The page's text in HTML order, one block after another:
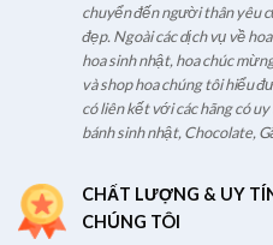
chuyển đến người thân yêu
đẹp. Ngoài các dịch vụ về
hoa sinh nhật, hoa chúc
và shop hoa chúng tôi hiểu
có liên kết với các hãng có
bánh sinh nhật, Chocolate,
CHẤT LƯỢNG & UY
CHÚNG TÔI